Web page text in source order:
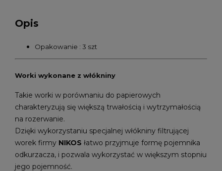
Opis
Opakowanie : 3 szt
Worki wykonane z włókniny
Takie worki w porównaniu do papierowych
charakteryzują się większą trwałością i wytrzymałością
na rozerwanie.
Dzięki wykorzystaniu specjalnej włókniny filtrującej
worek firmy NIKOS łatwo przyjmuje formę pojemnika
odkurzacza, i pozwala wykorzystać w większym stopniu
jego pojemność.